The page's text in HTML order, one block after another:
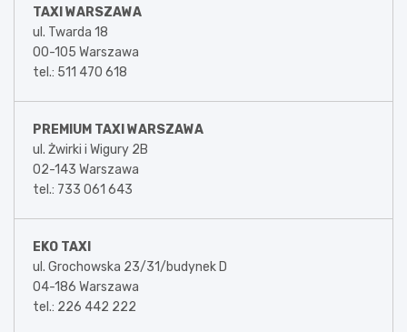
TAXI WARSZAWA
ul. Twarda 18
00-105 Warszawa
tel.: 511 470 618
PREMIUM TAXI WARSZAWA
ul. Żwirki i Wigury 2B
02-143 Warszawa
tel.: 733 061 643
EKO TAXI
ul. Grochowska 23/31/budynek D
04-186 Warszawa
tel.: 226 442 222